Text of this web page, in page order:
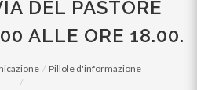
DEL PASTORE
ALLE ORE 18.00.
Pillole d'informazione